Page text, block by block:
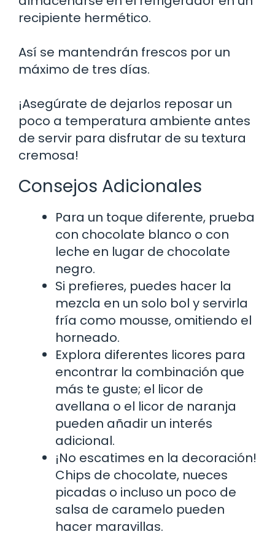
recipiente hermético.
Así se mantendrán frescos por un
máximo de tres días.
¡Asegúrate de dejarlos reposar un
poco a temperatura ambiente antes
de servir para disfrutar de su textura
cremosa!
Consejos Adicionales
Para un toque diferente, prueba
con chocolate blanco o con
leche en lugar de chocolate
negro.
Si prefieres, puedes hacer la
mezcla en un solo bol y servirla
fría como mousse, omitiendo el
horneado.
Explora diferentes licores para
encontrar la combinación que
más te guste; el licor de
avellana o el licor de naranja
pueden añadir un interés
adicional.
¡No escatimes en la decoración!
Chips de chocolate, nueces
picadas o incluso un poco de
salsa de caramelo pueden
hacer maravillas.